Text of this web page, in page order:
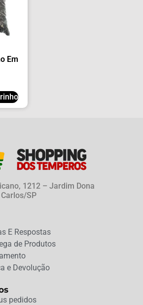
Em
1212 – Jardim Dona
SP
E Respostas
de Produtos
e Devolução
pedidos